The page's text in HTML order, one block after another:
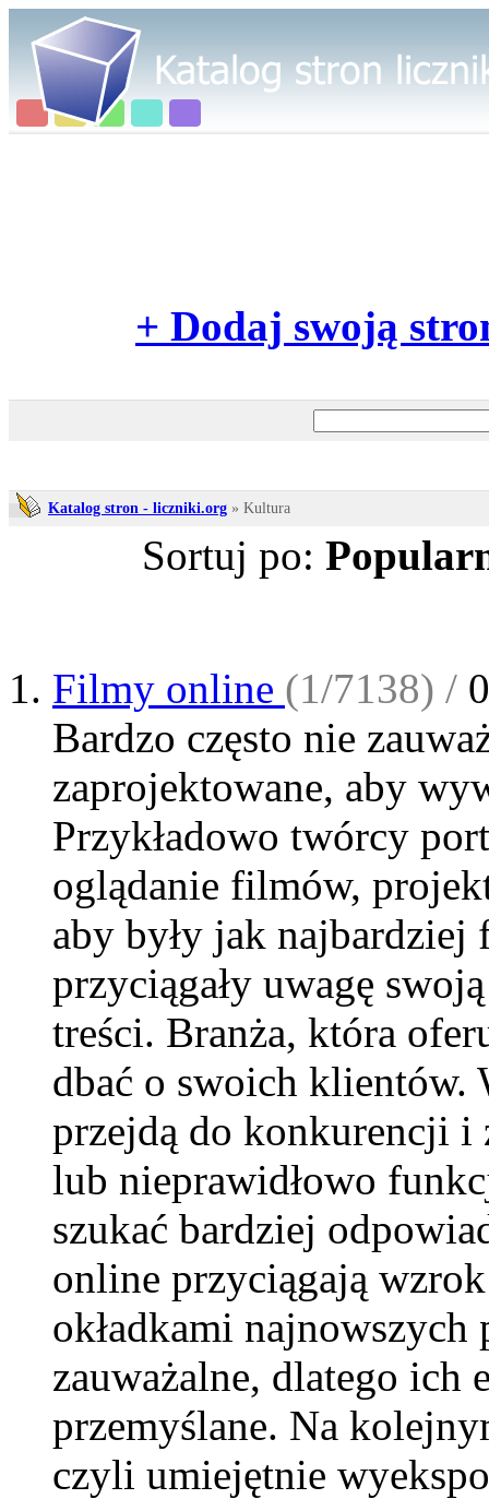
+ Dodaj swoją
Katalog stron - liczniki.org » Kultura
Sortuj po:
Filmy online (1/7138) / 0
Bardzo często nie
zaprojektowane, aby
Przykładowo twórcy
oglądanie filmów,
aby były jak
przyciągały uwagę
treści. Branża, która
dbać o swoich klientów.
przejdą do konkurencji i
lub nieprawidłowo
szukać bardziej
online przyciągają
okładkami
zauważalne, dlatego ich
przemyślane. Na
czyli umiejętnie